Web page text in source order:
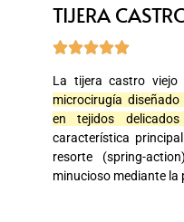
TIJERA

La tijera castro viejo
microcirugía
en tejidos
característica
resorte (spring-
minucioso mediante la